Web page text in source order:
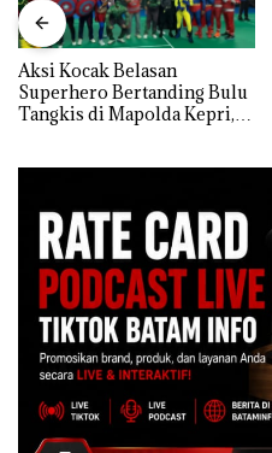
Aksi Kocak Belasan
Superhero Bertanding Bulu
Tangkis di Mapolda Kepri,